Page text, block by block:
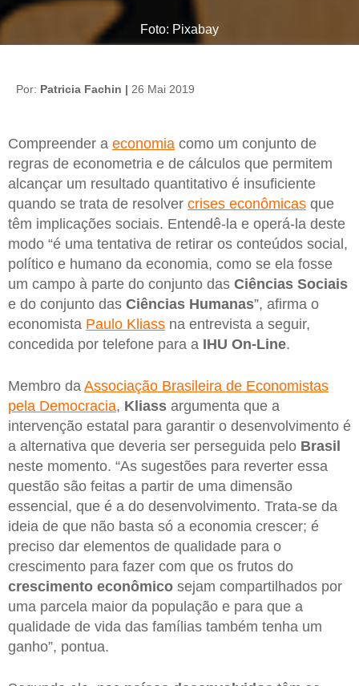
Foto: Pixabay
Por: Patricia Fachin | 26 Mai 2019
Compreender a economia como um conjunto de
regras de econometria e de cálculos que permitem
alcançar um resultado quantitativo é insuficiente
quando se trata de resolver crises econômicas que
têm implicações sociais. Entendê-la e operá-la deste
modo “é uma tentativa de retirar os conteúdos social,
político e humano da economia, como se ela fosse
um campo à parte do conjunto das Ciências Sociais
e do conjunto das Ciências Humanas”, afirma o
economista Paulo Kliass na entrevista a seguir,
concedida por telefone para a IHU On-Line.
Membro da Associação Brasileira de Economistas
pela Democracia, Kliass argumenta que a
intervenção estatal para garantir o desenvolvimento é
a alternativa que deveria ser perseguida pelo Brasil
neste momento. “As sugestões para reverter essa
questão são feitas a partir de uma dimensão
essencial, que é a do desenvolvimento. Trata-se da
ideia de que não basta só a economia crescer; é
preciso dar elementos de qualidade para o
crescimento para fazer com que os frutos do
crescimento econômico sejam compartilhados por
uma parcela maior da população e para que a
qualidade de vida das famílias também tenha um
ganho”, pontua.